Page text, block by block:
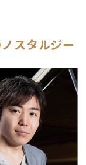
スタルジー